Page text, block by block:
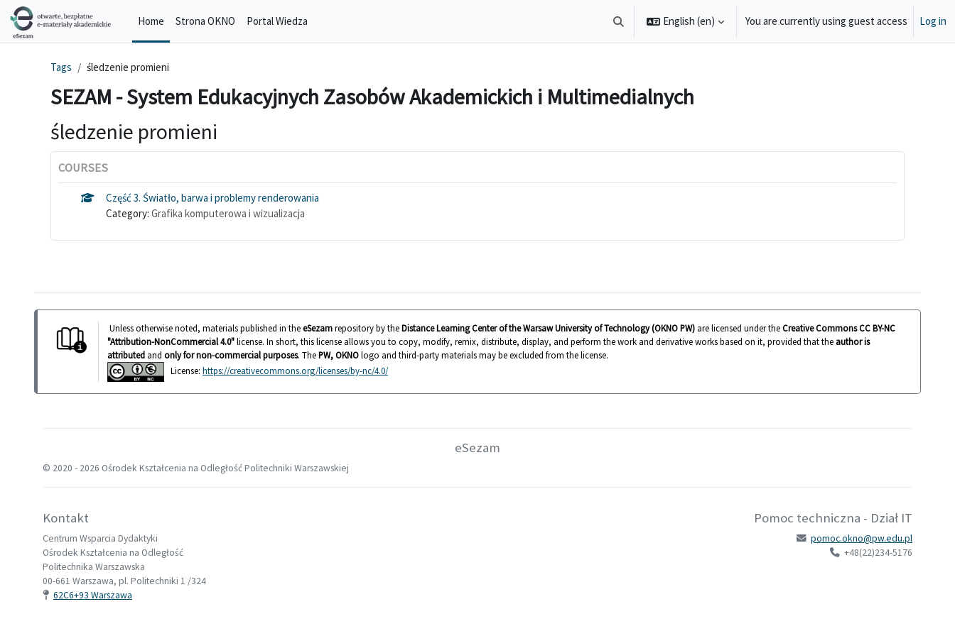
Skip to main content
Home
Strona OKNO Portal Wiedza Toggle search input
English ‎(en)‎ You are currently using guest access Log in
Tags śledzenie promieni
SEZAM - System Edukacyjnych Zasobów Akademickich i Multimedialnych
śledzenie promieni
COURSES
Część 3. Światło, barwa i problemy renderowania
Category: Grafika komputerowa i wizualizacja
Unless otherwise noted, materials published in theeSezamrepository by theDistance Learning Center of the Warsaw University of Technology (OKNO PW) are licensed under theCreative Commons CC BY-NC
"Attribution-NonCommercial 4.0"license. In short, this license allows you to copy, modify, remix, distribute, display, and perform the work and derivative works based on it, provided that the author is
attributed and only for non-commercial purposes. ThePW, OKNOlogo and third-party materials may be excluded from the license.
License: https://creativecommons.org/licenses/by-nc/4.0/
eSezam
© 2020 - 2026 Ośrodek Kształcenia na Odległość Politechniki Warszawskiej
Kontakt
Centrum Wsparcia Dydaktyki
Ośrodek Kształcenia na Odległość
Politechnika Warszawska
00-661 Warszawa, pl. Politechniki 1 /324
62C6+93 Warszawa
Pomoc techniczna - Dział IT
pomoc.okno@pw.edu.pl
+48(22)234-5176